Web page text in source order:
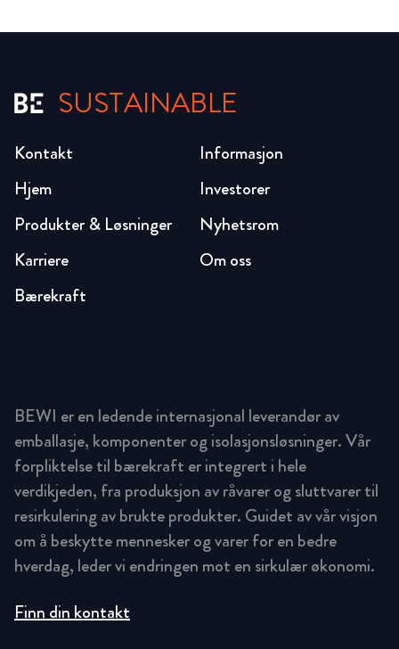
SUSTAINABLE
Hjem
Produkter & Løsninger
Karriere
Bærekraft
Investorer
Nyhetsrom
Om oss
Kontakt Informasjon
BEWI er en ledende internasjonal leverandør av
emballasje, komponenter og isolasjonsløsninger. Vår
forpliktelse til bærekraft er integrert i hele
verdikjeden, fra produksjon av råvarer og sluttvarer til
resirkulering av brukte produkter. Guidet av vår visjon
om å beskytte mennesker og varer for en bedre
hverdag, leder vi endringen mot en sirkulær økonomi.
Finn din kontakt